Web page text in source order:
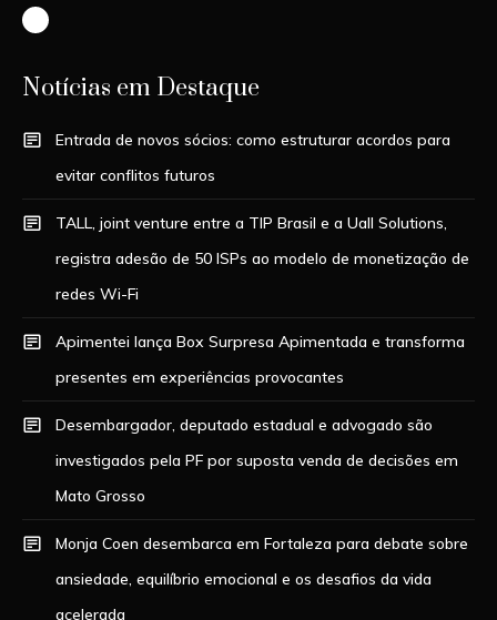
Instagram
Notícias em Destaque
Entrada de novos sócios: como estruturar acordos para
evitar conflitos futuros
TALL, joint venture entre a TIP Brasil e a Uall Solutions,
registra adesão de 50 ISPs ao modelo de monetização de
redes Wi-Fi
Apimentei lança Box Surpresa Apimentada e transforma
presentes em experiências provocantes
Desembargador, deputado estadual e advogado são
investigados pela PF por suposta venda de decisões em
Mato Grosso
Monja Coen desembarca em Fortaleza para debate sobre
ansiedade, equilíbrio emocional e os desafios da vida
acelerada